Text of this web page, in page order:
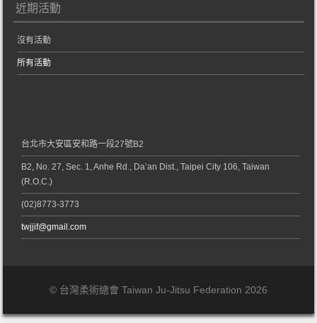
近期活動
沒有活動
所有活動
台北市大安區安和路一段27號B2
B2, No. 27, Sec. 1, Anhe Rd., Da’an Dist., Taipei City 106, Taiwan
(R.O.C.)
(02)8773-3773
twjjif@gmail.com
© 台灣柔術總會 Taiwan Ju-Jitsu Federation 2026